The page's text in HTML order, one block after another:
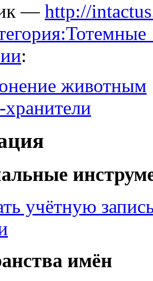
— http://
:
животным
учётную
имён